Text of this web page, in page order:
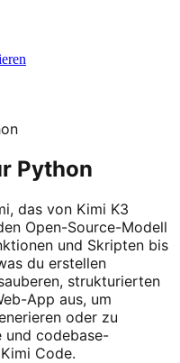
Python
das von Kimi K3
Open-Source-Modell
und Skripten bis
du erstellen
strukturierten
App aus, um
oder zu
und codebase-
Code.